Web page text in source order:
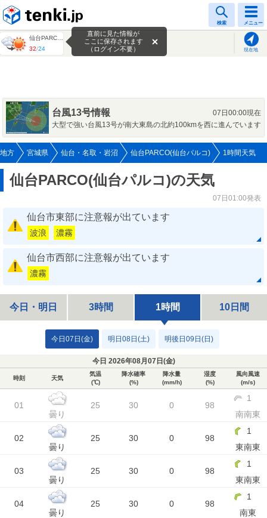
検索 メニュー
32/24 現在地
直前に見た情報が
ここに保存されます
（ログイン不要）
台風13号情報
07日00:00現在
大型で強い台風13号が南大東島の北約100kmを西に進んでいます
方 宮城県 仙台・名取・岩沼 仙台PARCO(仙台パルコ) 1時間天気
仙台PARCO(仙台パルコ)の天気
07日01:00発表
仙台市東部に注意報が出ています
波浪 濃霧
仙台市西部に注意報が出ています
濃霧
今日・明日 3時間 1時間 10日間
今日07日(金) 明日08日(土) 明後日09日(日)
今日 2026年08月07日(金)
時刻 天気
気温
(℃)
降水確率
(%)
降水量
(mm/h)
湿度
(%)
風向風速
(m/s)
01
曇り
25 30 0 98
1
南南東
02
曇り
25 30 0 98
1
東南東
03
曇り
25 30 0 98
1
東南東
04
曇り
25 30 0 98
1
南東